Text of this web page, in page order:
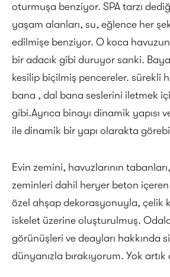
oturmuşa benziyor. SPA tarzı
yaşam alanları, su, eğlence her
edilmişe benziyor. O koca
bir adacık gibi duruyor sanki.
kesilip biçilmiş pencereler. sürekli
bana , dal bana seslerini iletmek
gibi.Ayrıca binayı dinamik yapısı
ile dinamik bir yapı olarakta
Evin zemini, havuzlarının
zeminleri dahil heryer beton
özel ahşap dekorasyonuyla, çelik
iskelet üzerine oluşturulmuş.
görünüşleri ve deayları hakkında
dünyanızla bırakıyorum. Yok